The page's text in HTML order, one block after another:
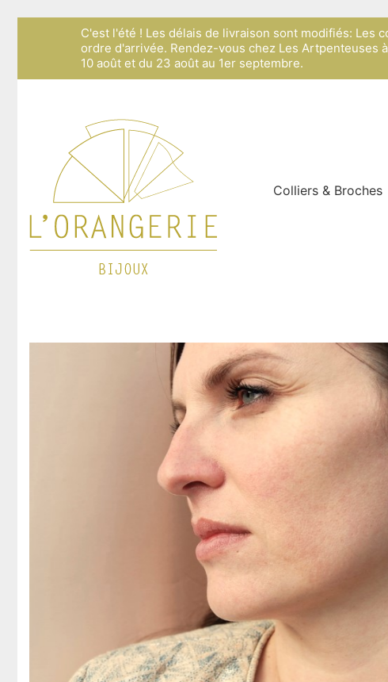
C'est l'été ! Les délais de livraison sont modifiés: Les
ordre d'arrivée. Rendez-vous chez Les Artpenteuses
10 août et du 23 août au 1er septembre.
Colliers & Broches